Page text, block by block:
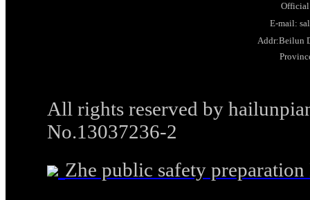
E-mail:
Addr:Beilun
All rights reserved by
No.13037236-2
Zhe public safety